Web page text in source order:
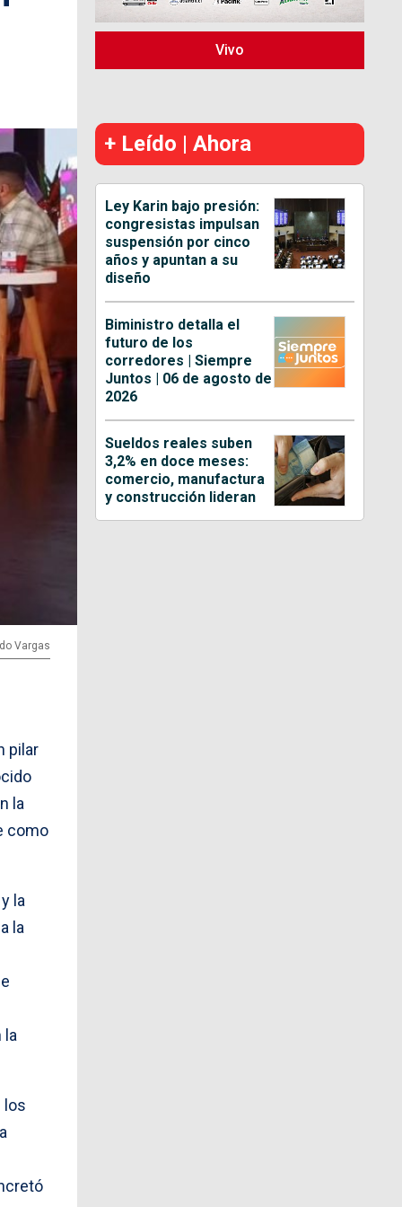
Vargas
pilar
la
como
la
la
la
los
Vivo
+ Leído | Ahora
Ley Karin bajo presión:
congresistas impulsan
suspensión por cinco
años y apuntan a su
diseño
Biministro detalla el
futuro de los
corredores | Siempre
Juntos | 06 de agosto de
2026
Sueldos reales suben
3,2% en doce meses:
comercio, manufactura
y construcción lideran